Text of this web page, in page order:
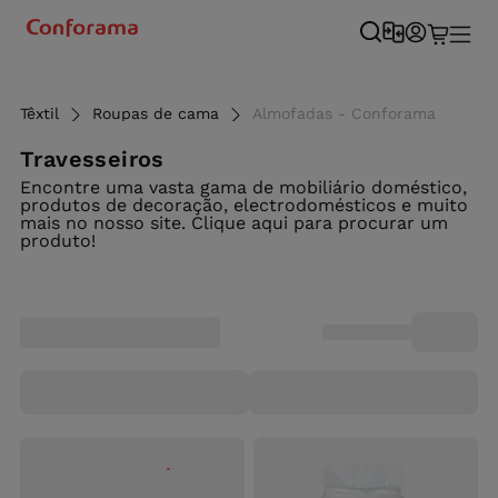
Têxtil Roupas de cama Almofadas - Conforama
Travesseiros
Encontre uma vasta gama de mobiliário doméstico,
produtos de decoração, electrodomésticos e muito
mais no nosso site. Clique aqui para procurar um
produto!